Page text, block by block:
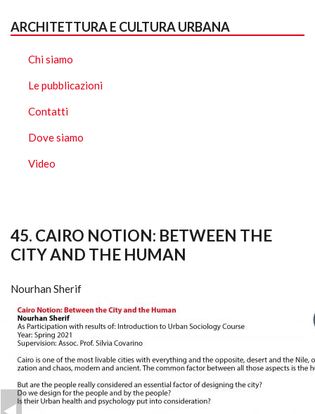
ARCHITETTURA E CULTURA URBANA
Chi siamo
Le pubblicazioni
Contatti
Dove siamo
Video
45. CAIRO NOTION: BETWEEN THE
CITY AND THE HUMAN
Nourhan Sherif